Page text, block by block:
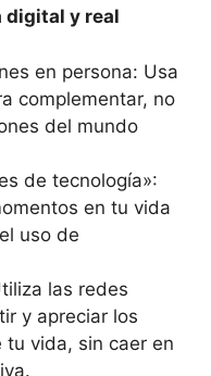
digital y real
en persona: Usa
complementar, no
del mundo
de tecnología»:
en tu vida
uso de
las redes
y apreciar los
vida, sin caer en